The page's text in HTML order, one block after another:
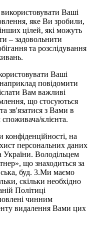
Ваші
яке Ви зробили,
цілей, які можуть
– задовольнити
та розслідування
Ваші
повідомити
Вам важливі
що стосуються
зв'язатися з Вами в
клієнта.
конфіденційності, на
персональних даних
України. Володільцем
що знаходиться за
буд. 3.Ми маємо
скільки необхідно
Політиці
чинним
видалення Вами цих